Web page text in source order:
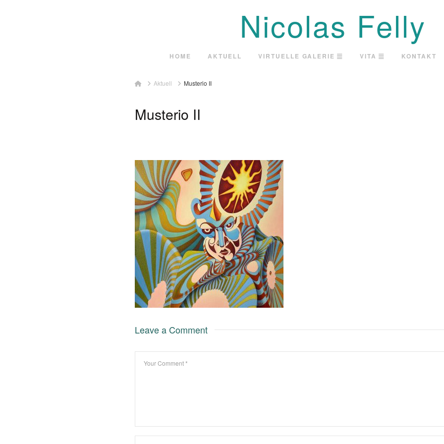
Nicolas Felly
HOME AKTUELL VIRTUELLE GALERIE VITA KONTAKT
HomeAktuell Musterio II
Musterio II
Leave a Comment